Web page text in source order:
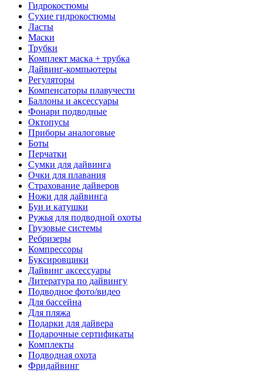
Гидрокостюмы
Сухие гидрокостюмы
Ласты
Маски
Трубки
Комплект маска + трубка
Дайвинг-компьютеры
Регуляторы
Компенсаторы плавучести
Баллоны и аксессуары
Фонари подводные
Октопусы
Приборы аналоговые
Боты
Перчатки
Сумки для дайвинга
Очки для плавания
Страхование дайверов
Ножи для дайвинга
Буи и катушки
Ружья для подводной охоты
Грузовые системы
Ребризеры
Компрессоры
Буксировщики
Дайвинг аксессуары
Литература по дайвингу
Подводное фото/видео
Для бассейна
Для пляжа
Подарки для дайвера
Подарочные сертификаты
Комплекты
Подводная охота
Фридайвинг